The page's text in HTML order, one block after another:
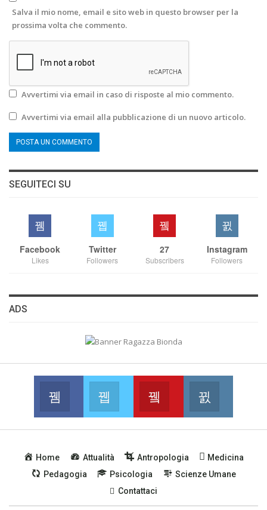
Salva il mio nome, email e sito web in questo browser per la
prossima volta che commento.
Avvertimi via email in caso di risposte al mio commento.
Avvertimi via email alla pubblicazione di un nuovo articolo.
SEGUITECI SU
Facebook
Likes
Twitter
Followers
27
Subscribers
Instagram
Followers
ADS
Facebook
Join us on FacebookJoin us on Twitter
Youtube
Join us on Youtube
Home Attualità Antropologia
Medicina
Pedagogia
Psicologia
Scienze Umane
Contattaci